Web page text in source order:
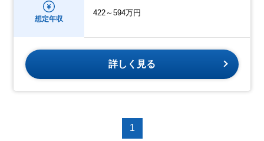
想定年収
422～594万円
詳しく見る
1